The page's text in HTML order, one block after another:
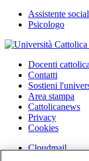
Assistente
Psicologo
Docenti cattolica
Contatti
Sostieni
Area stampa
Cattolicanews
Privacy
Cookies
Cloudmail